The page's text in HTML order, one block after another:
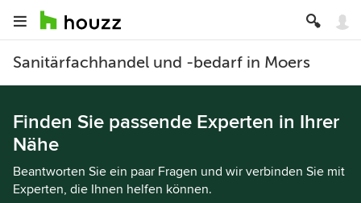
Sanitärfachhandel und -bedarf in Moers
Finden Sie passende Experten in Ihrer
Nähe
Beantworten Sie ein paar Fragen und wir verbinden Sie mit
Experten, die Ihnen helfen können.